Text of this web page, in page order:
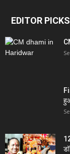
EDITOR PICKS